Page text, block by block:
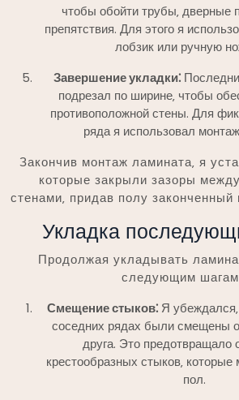
чтобы обойти трубы‚ дверные
препятствия. Для этого я
лобзик или ручную
Завершение укладки⁚
подрезал по ширине‚ чтобы
противоположной стены. Для
ряда я использовал
Закончив монтаж ламината‚ я
которые закрыли зазоры
стенами‚ придав полу
Укладка
Продолжая укладывать
следующим
Смещение стыков⁚ Я
соседних рядах были смещены
друга. Это предотвращало
крестообразных стыков‚
пол.